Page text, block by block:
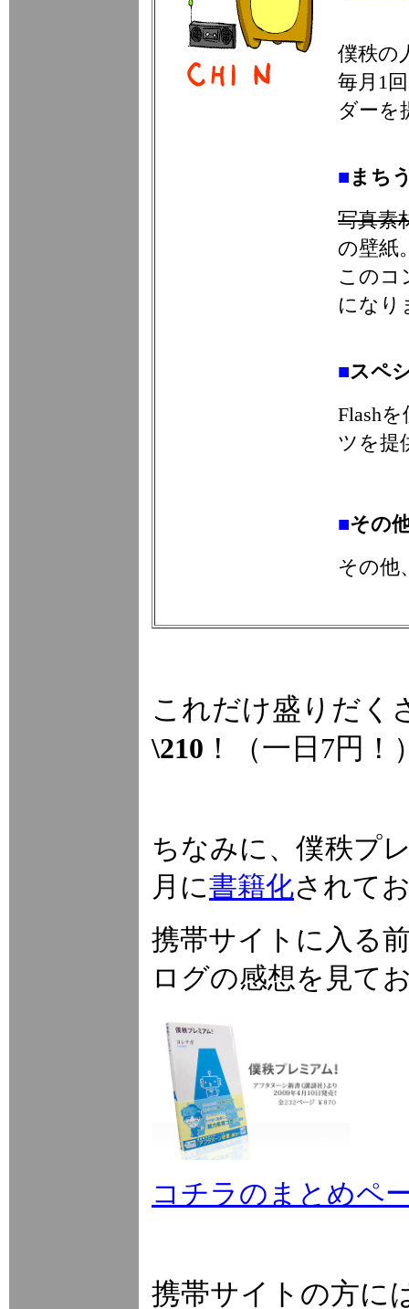
僕秩の
毎月1
ダーを
■ まち
写真素
の壁紙
このコ
になり
■スペ
Flash
ツを提
■その
その他
これだけ盛りだく
\210 ！（一日7円！
ちなみに、僕秩プ
月に書籍化されて
携帯サイトに入る
ログの感想を見て
コチラのまとめペ
携帯サイトの方に